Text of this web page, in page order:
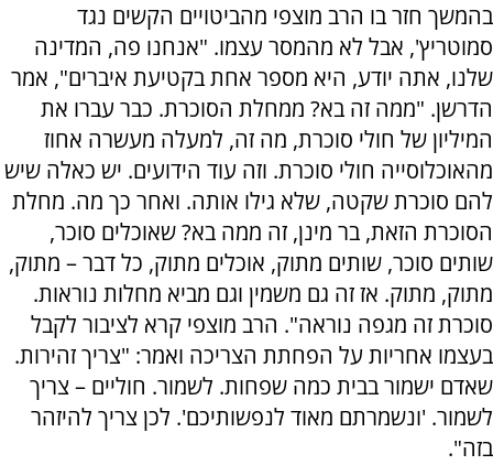
בהמשך חזר בו הרב מוצפי מהביטויים הקשים נגד
סמוטריץ', אבל לא מהמסר עצמו. "אנחנו פה, המדינה
שלנו, אתה יודע, היא מספר אחת בקטיעת איברים", אמר
הדרשן. "ממה זה בא? ממחלת הסוכרת. כבר עברו את
המיליון של חולי סוכרת, מה זה, למעלה מעשרה אחוז
מהאוכלוסייה חולי סוכרת. וזה עוד הידועים. יש כאלה שיש
להם סוכרת שקטה, שלא גילו אותה. ואחר כך מה. מחלת
הסוכרת הזאת, בר מינן, זה ממה בא? שאוכלים סוכר,
שותים סוכר, שותים מתוק, אוכלים מתוק, כל דבר – מתוק,
מתוק, מתוק. אז זה גם משמין וגם מביא מחלות נוראות.
סוכרת זה מגפה נוראה". הרב מוצפי קרא לציבור לקבל
בעצמו אחריות על הפחתת הצריכה ואמר: "צריך זהירות.
שאדם ישמור בבית כמה שפחות. לשמור. חוליים – צריך
לשמור. 'ונשמרתם מאוד לנפשותיכם'. לכן צריך להיזהר
בזה".